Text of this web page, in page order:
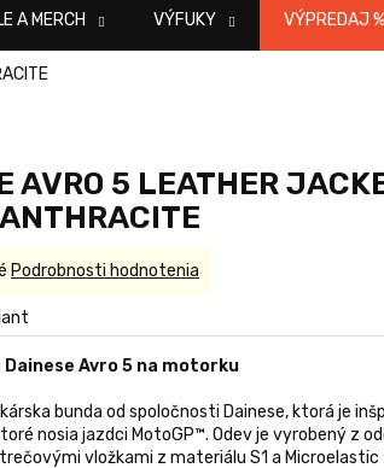
A MERCH VÝFUKY VÝPREDAJ %
AVRO 5 LEATHER
Dainese Avro 5 na motorku
bunda od spoločnosti Dainese, ktorá je
nosia jazdci MotoGP™. Odev je vyrobený z
vložkami z materiálu S1 a Microelastic
Podrobnosti hodnotenia